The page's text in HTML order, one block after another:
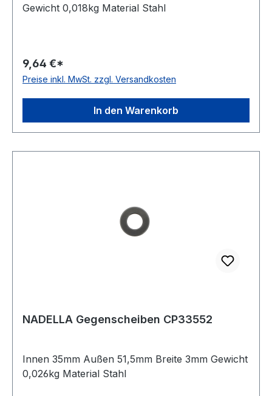
Gewicht 0,018kg Material Stahl
9,64 €*
Preise inkl. MwSt. zzgl. Versandkosten
In den Warenkorb
NADELLA Gegenscheiben CP33552
Innen 35mm Außen 51,5mm Breite 3mm Gewicht
0,026kg Material Stahl